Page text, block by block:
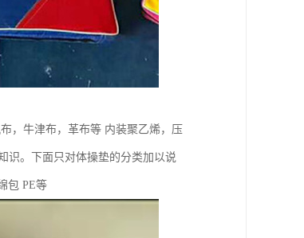
，牛津布，革布等 内装聚乙烯，压
识。下面只对体操垫的分类加以说
包 PE等